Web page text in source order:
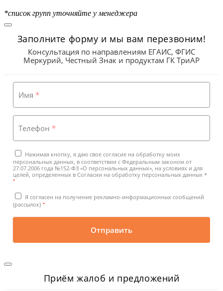
*список групп уточняйте у менеджера
Заполните форму и мы вам перезвоним!
Консультация по направлениям ЕГАИС, ФГИС
Меркурий, Честный Знак и продуктам ГК ТриАР
Имя *
Телефон *
Нажимая кнопку, я даю свое согласие на обработку моих
персональных данных, в соответствии с Федеральным законом от
27.07.2006 года №152-ФЗ «О персональных данных», на условиях и для
целей, определенных в Согласии на обработку персональных данных *
*
Я согласен на получение рекламно-информационных сообщений
(рассылок) *
Отправить
Приём жалоб и предложений